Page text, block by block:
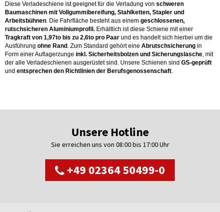
Diese Verladeschiene ist geeignet für die Verladung von schweren
Baumaschinen mit Vollgummibereifung, Stahlketten, Stapler und
Arbeitsbühnen. Die Fahrfläche besteht aus einem geschlossenen,
rutschsicheren Aluminiumprofil. Erhältlich ist diese Schiene mit einer
Tragkraft von 1,97to bis zu 2,6to pro Paar und es handelt sich hierbei um die
Ausführung ohne Rand . Zum Standard gehört eine Abrutschsicherung in
Form einer Auflagerzunge inkl. Sicherheitsbolzen und Sicherungslasche, mit
der alle Verladeschienen ausgerüstet sind. Unsere Schienen sind GS-geprüft
und entsprechen den Richtlinien der Berufsgenossenschaft.
Unsere Hotline
Sie erreichen uns von 08:00 bis 17:00 Uhr
+49 02364 50499-0